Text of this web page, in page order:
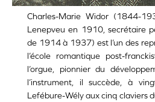
Charles-Marie Widor (1844-
Lenepveu en 1910, secrétaire
de 1914 à 1937) est l’un des
l’école romantique post-
l’orgue, pionnier du
l’instrument, il succède, à
Lefébure-Wély aux cinq claviers